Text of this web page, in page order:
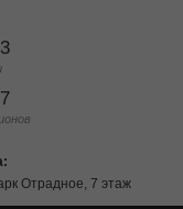
Отрадное, 7 этаж